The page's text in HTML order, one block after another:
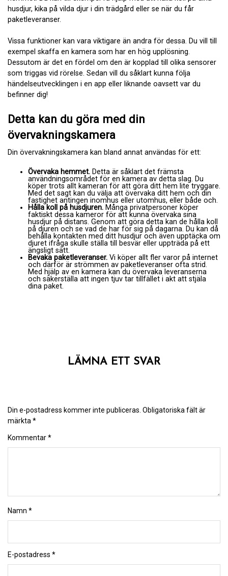
husdjur, kika på vilda djur i din trädgård eller se när du får
paketleveranser.
Vissa funktioner kan vara viktigare än andra för dessa. Du vill till
exempel skaffa en kamera som har en hög upplösning.
Dessutom är det en fördel om den är kopplad till olika sensorer
som triggas vid rörelse. Sedan vill du såklart kunna följa
händelseutvecklingen i en app eller liknande oavsett var du
befinner dig!
Detta kan du göra med din
övervakningskamera
Din övervakningskamera kan bland annat användas för ett:
Övervaka hemmet. Detta är såklart det främsta
användningsområdet för en kamera av detta slag. Du
köper trots allt kameran för att göra ditt hem lite tryggare.
Med det sagt kan du välja att övervaka ditt hem och din
fastighet antingen inomhus eller utomhus, eller både och.
Hålla koll på husdjuren. Många privatpersoner köper
faktiskt dessa kameror för att kunna övervaka sina
husdjur på distans. Genom att göra detta kan de hålla koll
på djuren och se vad de har för sig på dagarna. Du kan då
behålla kontakten med ditt husdjur och även upptäcka om
djuret ifråga skulle ställa till besvär eller uppträda på ett
ängsligt sätt.
Bevaka paketleveranser. Vi köper allt fler varor på internet
och därför är strömmen av paketleveranser ofta strid.
Med hjälp av en kamera kan du övervaka leveranserna
och säkerställa att ingen tjuv tar tillfället i akt att stjäla
dina paket.
LÄMNA ETT SVAR
Din e-postadress kommer inte publiceras. Obligatoriska fält är
märkta*
Kommentar*
Namn *
E-postadress *